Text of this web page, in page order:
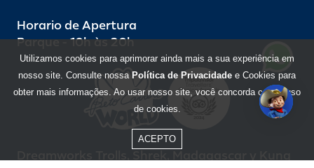
Horario de Apertura
Parque - 10h às 20h
Utilizamos cookies para aprimorar ainda mais a sua experiência em
nosso site. Consulte nossa Política de Privacidade e Cookies para
obter mais informações. Ao usar nosso site, você concorda com o uso
de cookies.
ACEPTO